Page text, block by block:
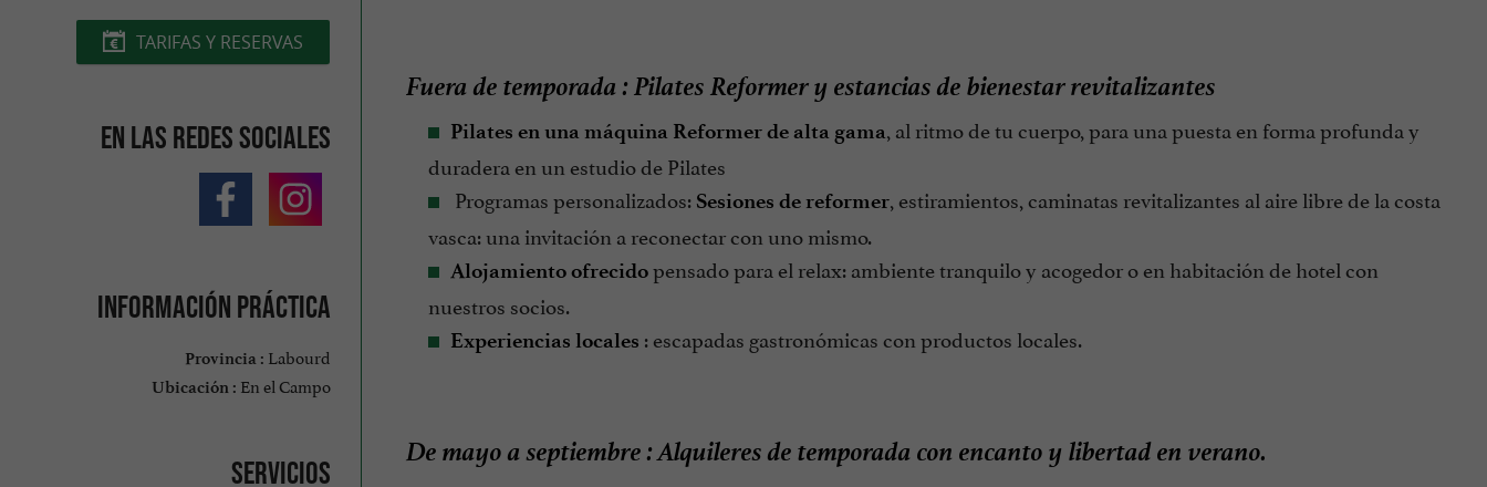
TARIFAS Y RESERVAS
En las redes sociales
Información práctica
Provincia : Labourd
Ubicación : En el Campo
Servicios
Fuera de temporada:Pilates Reformer y estancias de bienestar revitalizantes
Pilates en una máquina Reformer de alta gama, al ritmo de tu cuerpo, para una puesta en forma profunda y
duradera en un estudio de Pilates
Programas personalizados: Sesiones de reformer, estiramientos, caminatas revitalizantes al aire libre de la costa
vasca: una invitación a reconectar con uno mismo.
Alojamiento ofrecidopensado para el relax: ambiente tranquilo y acogedor o en habitación de hotel con
nuestros socios.
Experiencias locales : escapadas gastronómicas con productos locales.
De mayo a septiembre: Alquileres de temporadacon encanto y libertad en verano.